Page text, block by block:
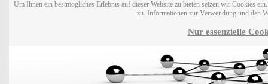
Um Ihnen ein bestmögliches Erlebnis auf dieser Website zu bieten setzen wir Cookies
zu. Informationen zur Verwendung und den
Nur essenzielle